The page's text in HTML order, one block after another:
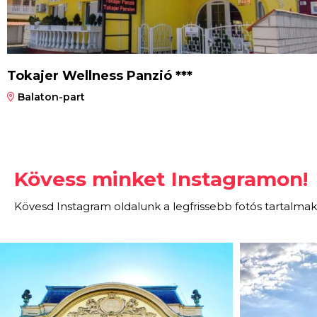
Tokajer Wellness Panzió ***
Balaton-part
Kövess minket Instagramon!
Kövesd Instagram oldalunk a legfrissebb fotós